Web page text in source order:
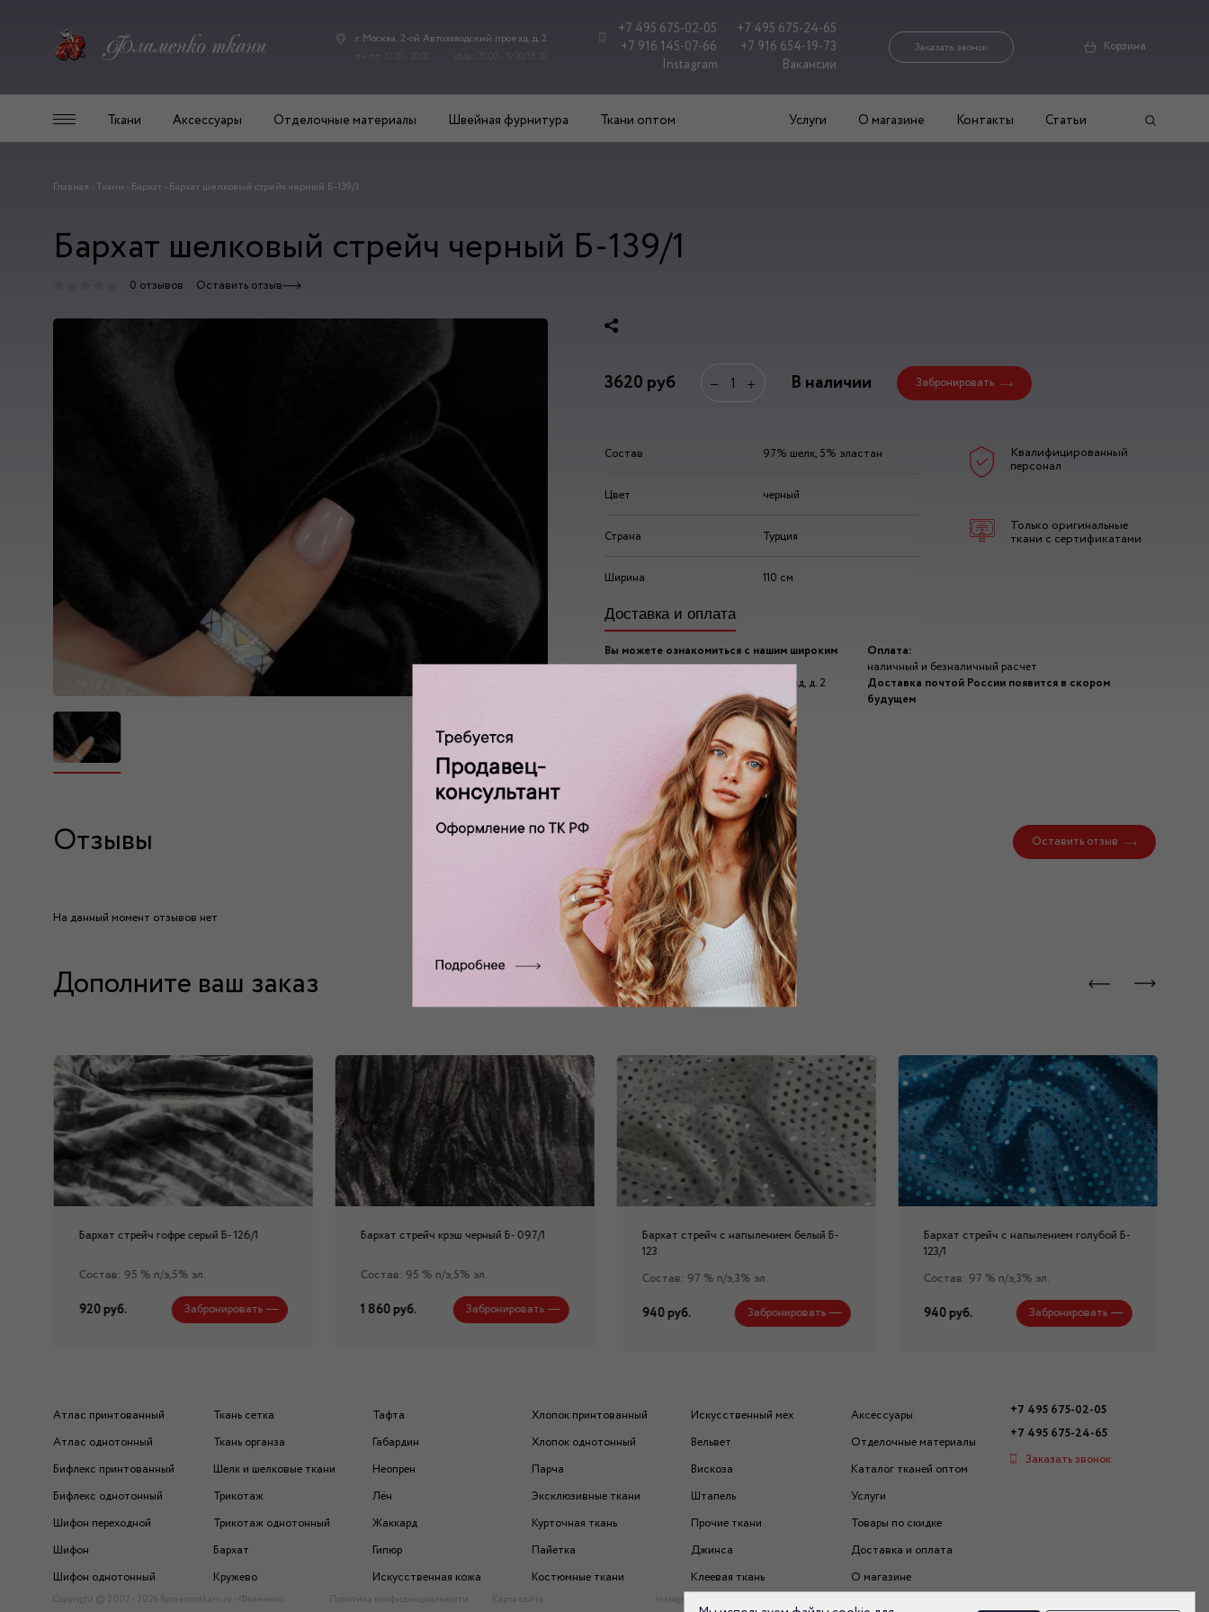
г. Москва, 2-ой Автозаводский проезд, д. 2
+7 495 675-02-05
+7 495 675-24-65
+7 916 145-07-66
+7 916 654-19-73
Instagram
Вакансии
Заказать звонок Корзина
Ткани Аксессуары Отделочные материалы Швейная фурнитура Ткани оптом Услуги О магазине Контакты Статьи
Главная - Ткани - Бархат- Бархат шелковый стрейч черный Б-139/1
Бархат шелковый стрейч черный Б-139/1
0 отзывов Оставить отзыв
3620 руб − + В наличии Забронировать
Состав 97% шелк, 5% эластан
Цвет черный
Страна Турция
Ширина 110 см
Квалифицированный
персонал
Только оригинальные
ткани с сертификатами
Доставка и оплата
Вы можете ознакомиться с нашим широким
ассортиментом по адресу:
г. Москва, 2-ой Автозаводский проезд, д. 2
пн-пт: 10.00 - 20.00
сб/вс: 10.00 - 19.00/18.00
Оплата:
наличный и безналичный расчет
Доставка почтой России появится в скором
будущем
Отзывы Оставить отзыв
На данный момент отзывов нет
Дополните ваш заказ
Бархат стрейч гофре серый Б- 126/1
Состав: 95 % п/э,5% эл.
920 руб. Забронировать
Бархат стрейч крэш черный Б- 097/1
Состав: 95 % п/э,5% эл.
1 860 руб. Забронировать
Бархат стрейч с напылением белый Б-
123
Состав: 97 % п/э,3% эл.
940 руб. Забронировать
Бархат стрейч с напылением голубой Б-
123/1
Состав: 97 % п/э,3% эл.
940 руб. Забронировать
Атлас принтованный
Атлас однотонный
Бифлекс принтованный
Бифлекс однотонный
Шифон переходной
Шифон
Шифон однотонный
Ткань сетка
Ткань органза
Шелк и шелковые ткани
Трикотаж
Трикотаж однотонный
Бархат
Кружево
Тафта
Габардин
Неопрен
Лён
Жаккард
Гипюр
Искусственная кожа
Хлопок принтованный
Хлопок однотонный
Парча
Эксклюзивные ткани
Курточная ткань
Пайетка
Костюмные ткани
Искусственный мех
Вельвет
Вискоза
Штапель
Прочие ткани
Джинса
Клеевая ткань
Аксессуары
Отделочные материалы
Каталог тканей оптом
Услуги
Товары по скидке
Доставка и оплата
О магазине
+7 495 675-02-05
+7 495 675-24-65
Заказать звонок
Copyright © 2007 - 2026 flamencotkani.ru - Фламенко Политика конфиденциальности Карта сайта Instagram